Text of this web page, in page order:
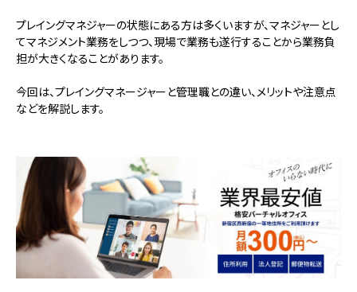
プレイングマネジャーの状態にある方は多くいますが、マネジャーとし
てマネジメント業務をしつつ、現場で業務も遂行することから業務負
担が大きくなることがあります。
今回は、プレイングマネージャーと管理職との違い、メリットや注意点
などを解説します。